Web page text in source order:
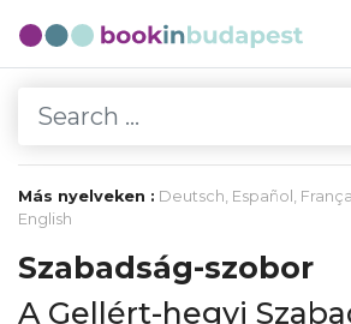
Más nyelveken : Deutsch, Español ,
English
Szabadság-szobor
A Gellért-hegyi